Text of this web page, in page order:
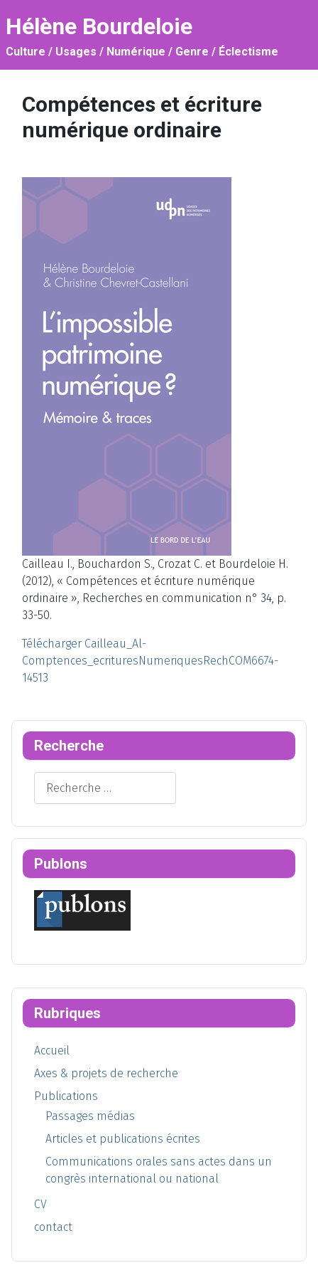
Hélène Bourdeloie
Culture / Usages / Numérique / Genre / Éclectisme
Rubriques
Accueil
Axes & projets de recherche
Publications
Passages médias
Articles et publications écrites
Communications orales sans actes dans un
congrès international ou national
CV
contact
Compétences et écriture
numérique ordinaire
Cailleau I., Bouchardon S., Crozat C. et Bourdeloie H.
(2012), « Compétences et écriture numérique
ordinaire », Recherches en communication n° 34, p.
33-50.
Télécharger Cailleau_Al-
Comptences_ecrituresNumeriquesRechCOM6674-
14513
Recherche
Rechercher
Publons